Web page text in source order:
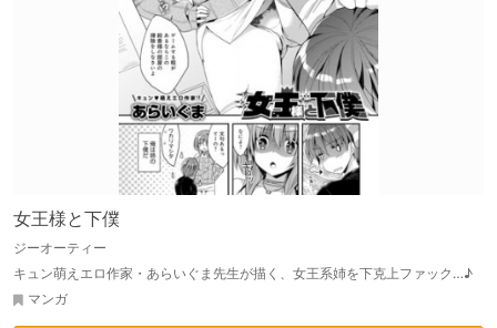
女王様と下僕
ジーオーティー
キュン萌えエロ作家・あらいぐま先生が描く、女王系姉を下克上ファック…♪
マンガ